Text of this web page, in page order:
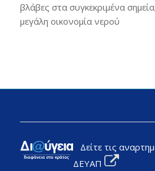
βλάβες στα συγκεκριμένα
μεγάλη οικονομία νερού
Δείτε τις
ΔΕΥΑΠ